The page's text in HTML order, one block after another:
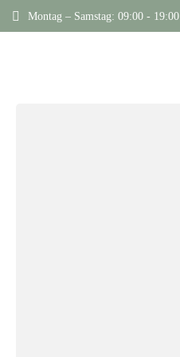
Montag – Samstag: 09:00 - 19:00